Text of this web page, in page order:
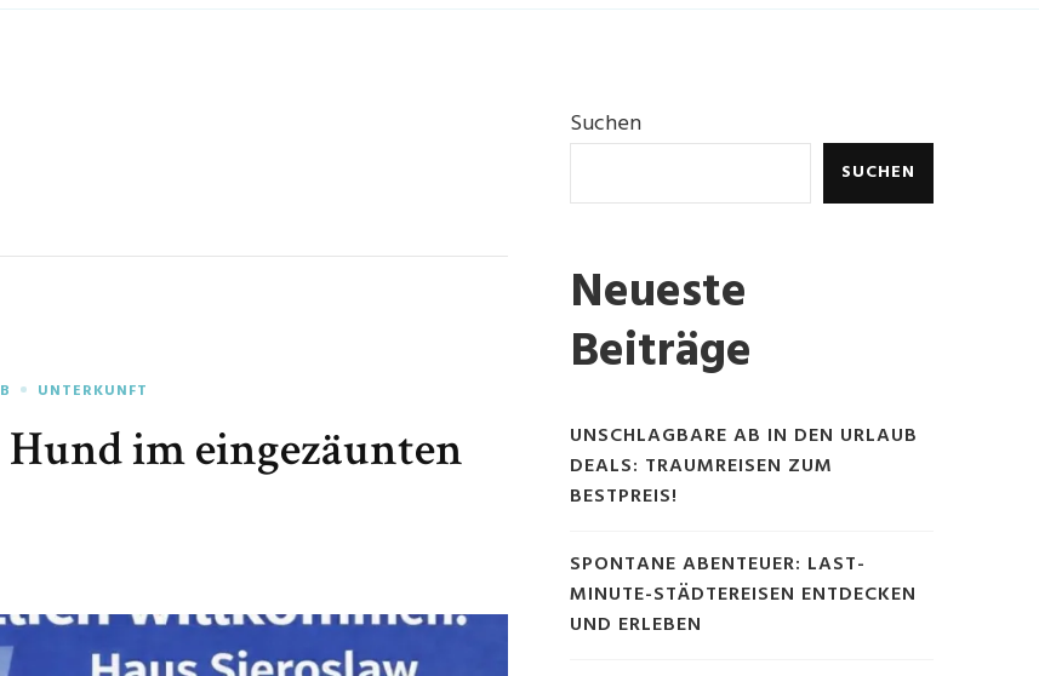
UNTERKUNFT
im eingezäunten
Suchen
SUCHEN
Neueste
Beiträge
UNSCHLAGBARE AB IN DEN URLAUB
DEALS: TRAUMREISEN ZUM
BESTPREIS!
SPONTANE ABENTEUER: LAST-
MINUTE-STÄDTEREISEN ENTDECKEN
UND ERLEBEN